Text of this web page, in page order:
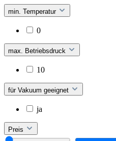
min. Temperatur
0
max. Betriebsdruck
10
für Vakuum geeignet
ja
Preis